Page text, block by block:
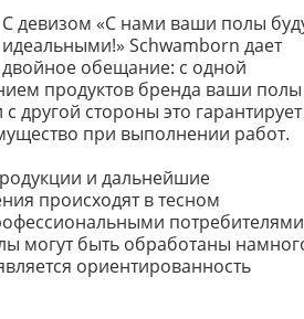
С девизом «С нами ваши полы
идеальными!» Schwamborn дает
двойное обещание: с одной
продуктов бренда ваши полы
другой стороны это гарантирует
при выполнении работ.
и дальнейшие
происходят в тесном
могут быть обработаны
ориентированность